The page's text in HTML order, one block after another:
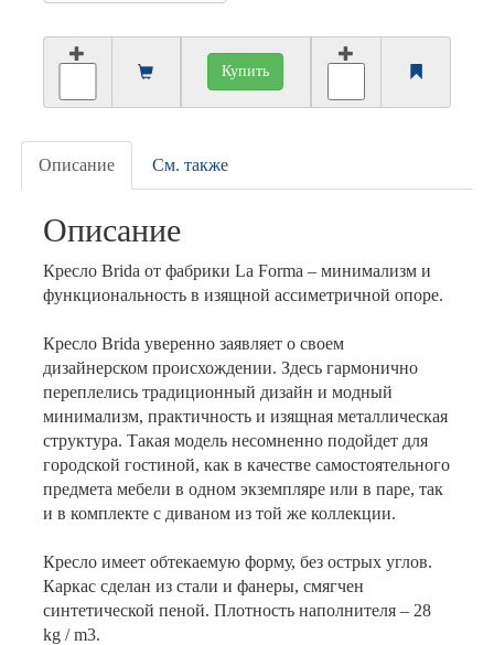
Купить
Описание См. также
Описание
Кресло Brida от фабрики La Forma – минимализм и
функциональность в изящной ассиметричной опоре.
Кресло Brida уверенно заявляет о своем
дизайнерском происхождении. Здесь гармонично
переплелись традиционный дизайн и модный
минимализм, практичность и изящная металлическая
структура. Такая модель несомненно подойдет для
городской гостиной, как в качестве самостоятельного
предмета мебели в одном экземпляре или в паре, так
и в комплекте с диваном из той же коллекции.
Кресло имеет обтекаемую форму, без острых углов.
Каркас сделан из стали и фанеры, смягчен
синтетической пеной. Плотность наполнителя – 28
kg / m3.